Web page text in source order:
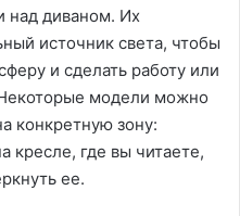
над диваном. Их
источник света, чтобы
и сделать работу или
модели можно
конкретную зону:
кресле, где вы читаете,
ее.